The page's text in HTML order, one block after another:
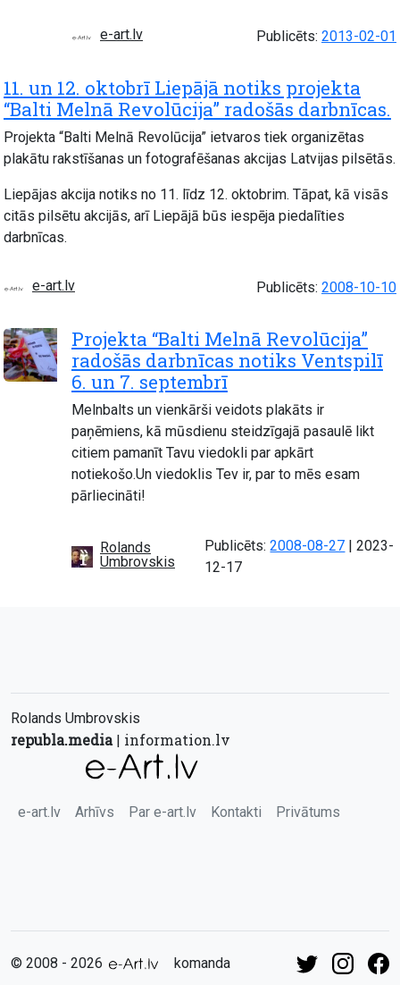
e-art.lv Publicēts: 2013-02-01
11. un 12. oktobrī Liepājā notiks projekta
“Balti Melnā Revolūcija” radošās darbnīcas.
Projekta “Balti Melnā Revolūcija” ietvaros tiek organizētas
plakātu rakstīšanas un fotografēšanas akcijas Latvijas pilsētās.
Liepājas akcija notiks no 11. līdz 12. oktobrim. Tāpat, kā visās
citās pilsētu akcijās, arī Liepājā būs iespēja piedalīties
darbnīcas.
e-art.lv Publicēts: 2008-10-10
Projekta “Balti Melnā Revolūcija”
radošās darbnīcas notiks Ventspilī
6. un 7. septembrī
Melnbalts un vienkārši veidots plakāts ir
paņēmiens, kā mūsdienu steidzīgajā pasaulē likt
citiem pamanīt Tavu viedokli par apkārt
notiekošo.Un viedoklis Tev ir, par to mēs esam
pārliecināti!
Rolands
Umbrovskis
Publicēts:2008-08-27 |2023-
12-17
Rolands Umbrovskis
republa.media| information.lv
e-art.lv Arhīvs Par e-art.lv Kontakti Privātums
© 2008 - 2026 komanda